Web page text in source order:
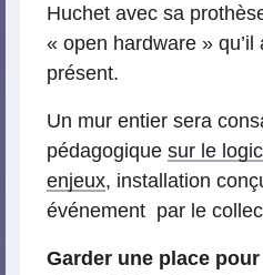
Huchet avec sa
« open hardware »
présent.
Un mur entier sera
pédagogique sur le
enjeux, installation
événement par le
Garder une place